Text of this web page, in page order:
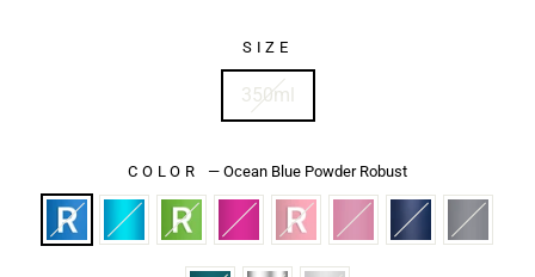
SIZE
350ml
COLOR — Ocean Blue Powder Robust